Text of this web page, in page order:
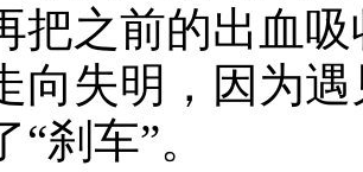
把之前的出血
向失明，因为
“刹车”。